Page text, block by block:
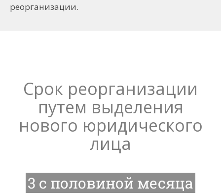
реорганизации.
Срок реорганизации
путем выделения
нового юридического
лица
3 с половиной месяца